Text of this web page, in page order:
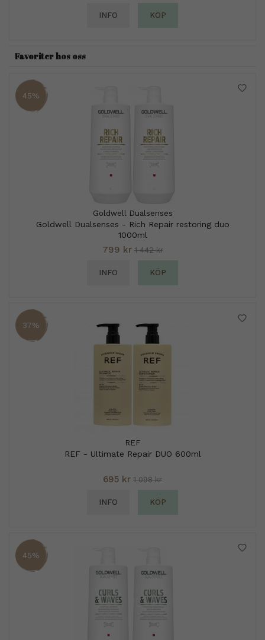
INFO KÖP
Favoriter hos oss
45%
Goldwell Dualsenses
Goldwell Dualsenses - Rich Repair restoring duo
1000ml
799 kr 1 442 kr
INFO KÖP
37%
REF
REF - Ultimate Repair DUO 600ml
695 kr 1 098 kr
INFO KÖP
45%